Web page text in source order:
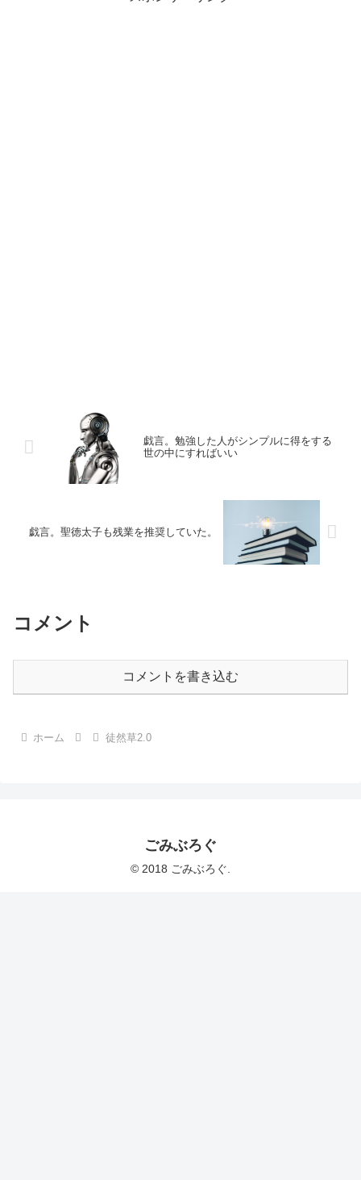
戯言。勉強した人がシンプルに得をする
世の中にすればいい
戯言。聖徳太子も残業を推奨していた。
コメント
コメントを書き込む
ホーム 徒然草2.0
ごみぶろぐ
© 2018 ごみぶろぐ.